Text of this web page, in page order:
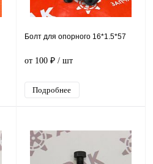
Болт для опорного 16*1.5*57
от 100 ₽/ шт
Подробнее